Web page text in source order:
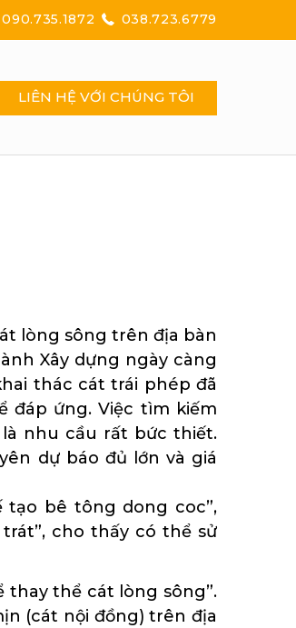
090.735.1872 038.723.6779
LIÊN HỆ VỚI CHÚNG TÔI
lòng sông trên địa bàn
Xây dựng ngày càng
thác cát trái phép đã
đáp ứng. Việc tìm kiếm
nhu cầu rất bức thiết.
dự báo đủ lớn và giá
tạo bê tông dong coc”,
cho thấy có thể sử
thay thể cát lòng sông”.
(cát nội đồng) trên địa